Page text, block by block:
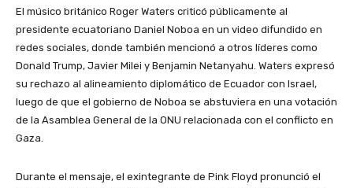
El músico británico Roger Waters criticó públicamente al
presidente ecuatoriano Daniel Noboa en un video difundido en
redes sociales, donde también mencionó a otros líderes como
Donald Trump, Javier Milei y Benjamin Netanyahu. Waters expresó
su rechazo al alineamiento diplomático de Ecuador con Israel,
luego de que el gobierno de Noboa se abstuviera en una votación
de la Asamblea General de la ONU relacionada con el conflicto en
Gaza.
Durante el mensaje, el exintegrante de Pink Floyd pronunció el